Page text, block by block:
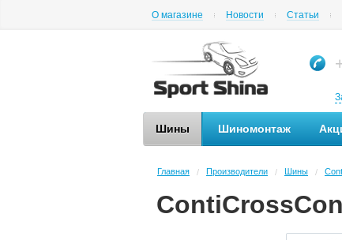
О магазине Новости Статьи
Шины Шиномонтаж
Главная / Производители / Шины /